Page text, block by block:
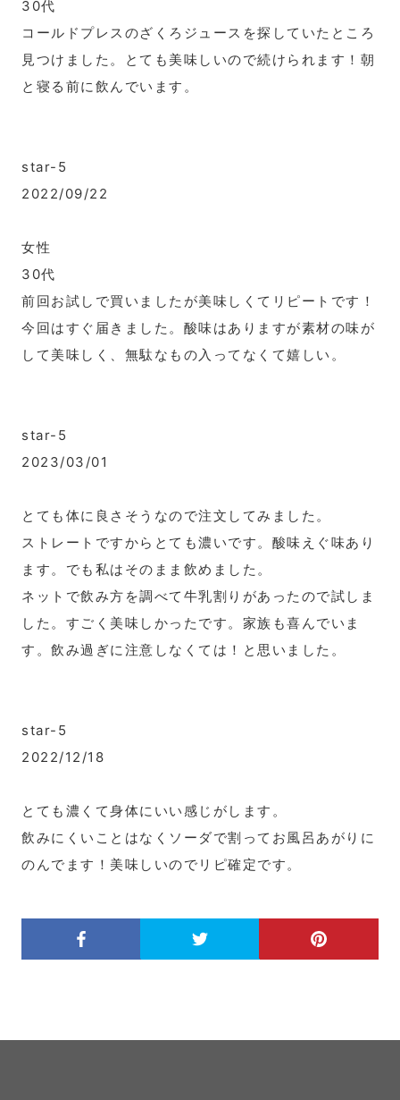
30代
コールドプレスのざくろジュースを探していたところ
見つけました。とても美味しいので続けられます！朝
と寝る前に飲んでいます。
star-5
2022/09/22
女性
30代
前回お試しで買いましたが美味しくてリピートです！
今回はすぐ届きました。酸味はありますが素材の味が
して美味しく、無駄なもの入ってなくて嬉しい。
star-5
2023/03/01
とても体に良さそうなので注文してみました。
ストレートですからとても濃いです。酸味えぐ味あり
ます。でも私はそのまま飲めました。
ネットで飲み方を調べて牛乳割りがあったので試しま
した。すごく美味しかったです。家族も喜んでいま
す。飲み過ぎに注意しなくては！と思いました。
star-5
2022/12/18
とても濃くて身体にいい感じがします。
飲みにくいことはなくソーダで割ってお風呂あがりに
のんでます！美味しいのでリピ確定です。